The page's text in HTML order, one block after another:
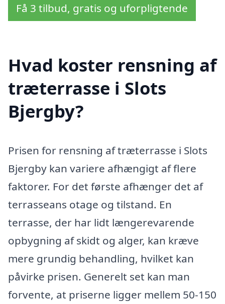
Få 3 tilbud, gratis og uforpligtende
Hvad koster rensning af
træterrasse i Slots
Bjergby?
Prisen for rensning af træterrasse i Slots
Bjergby kan variere afhængigt af flere
faktorer. For det første afhænger det af
terrasseans otage og tilstand. En
terrasse, der har lidt længerevarende
opbygning af skidt og alger, kan kræve
mere grundig behandling, hvilket kan
påvirke prisen. Generelt set kan man
forvente, at priserne ligger mellem 50-150